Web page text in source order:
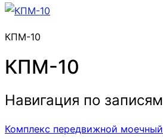
КПМ-10
КПМ-10
Навигация по записям
Комплекс передвижной моечный